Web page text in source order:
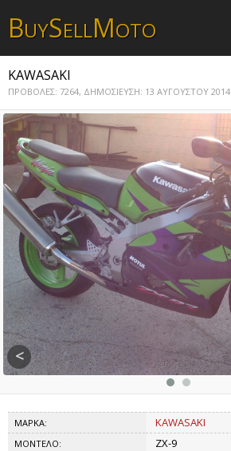
BUYSELLMOTO
KAWASAKI
ΠΡΟΒΟΛΕΣ: 7264, ΔΗΜΟΣΙΕΥΣΗ: 13 ΑΥΓΟΥΣΤΟΥ 2014
<
ΜΑΡΚΑ: KAWASAKI
ΜΟΝΤΕΛΟ: ZX-9